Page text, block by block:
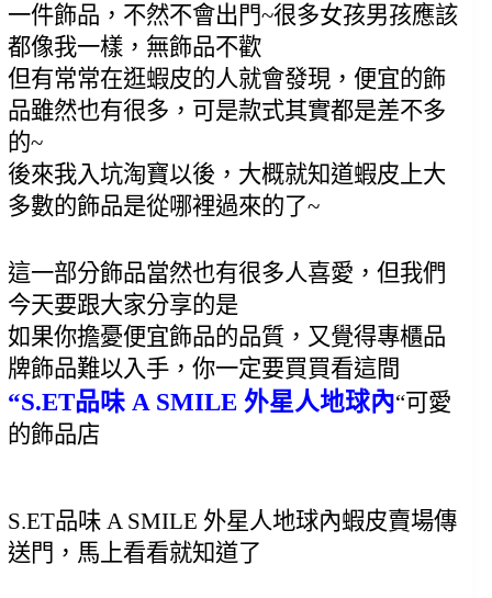
一件飾品，不然不會出門~很多女孩男孩應該
都像我一樣，無飾品不歡
但有常常在逛蝦皮的人就會發現，便宜的飾
品雖然也有很多，可是款式其實都是差不多
的~
後來我入坑淘寶以後，大概就知道蝦皮上大
多數的飾品是從哪裡過來的了~
這一部分飾品當然也有很多人喜愛，但我們
今天要跟大家分享的是
如果你擔憂便宜飾品的品質，又覺得專櫃品
牌飾品難以入手，你一定要買買看這間
“S.ET品味 A SMILE 外星人地球內“可愛
的飾品店
S.ET品味 A SMILE 外星人地球內蝦皮賣場傳
送門，馬上看看就知道了